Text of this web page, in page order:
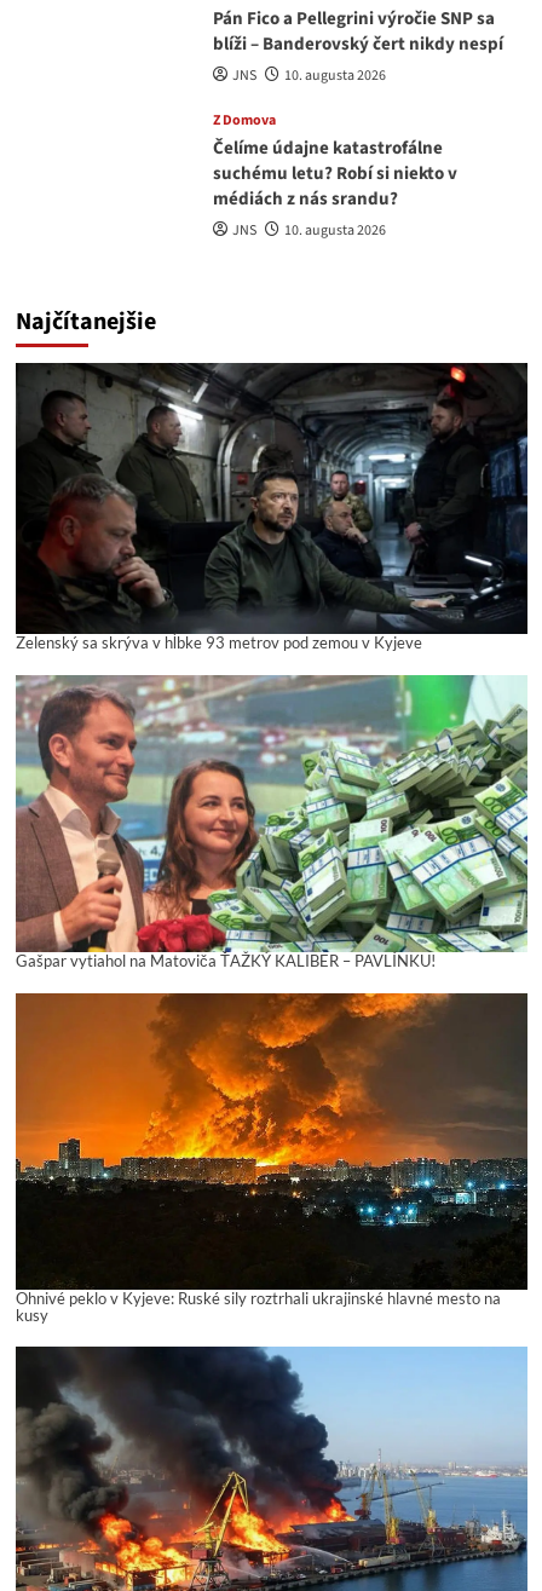
Pán Fico a Pellegrini výročie SNP sa
blíži – Banderovský čert nikdy nespí
JNS 10. augusta 2026
Z Domova
Čelíme údajne katastrofálne
suchému letu? Robí si niekto v
médiách z nás srandu?
JNS 10. augusta 2026
Najčítanejšie
Zelenský sa skrýva v hĺbke 93 metrov pod zemou v Kyjeve
Gašpar vytiahol na Matoviča ŤAŽKÝ KALIBER – PAVLÍNKU!
Ohnivé peklo v Kyjeve: Ruské sily roztrhali ukrajinské hlavné mesto na
kusy